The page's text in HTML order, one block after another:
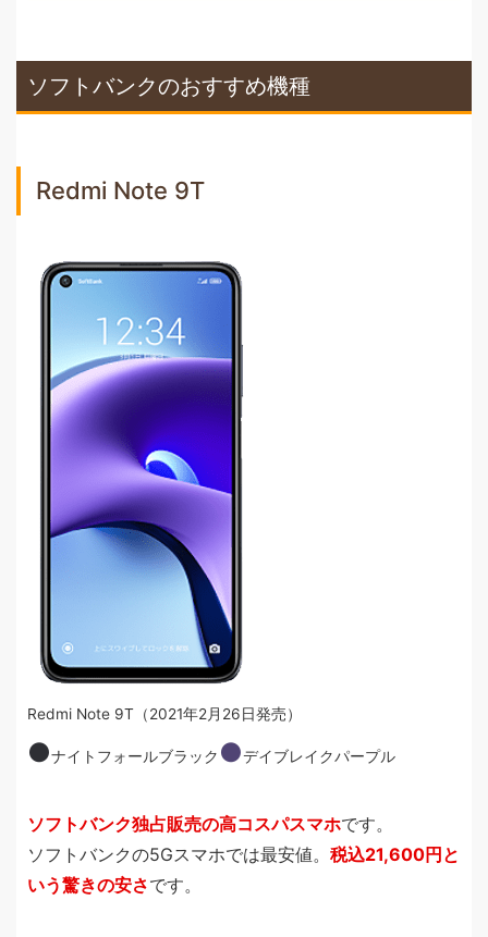
ソフトバンクのおすすめ機種
Redmi Note 9T
Redmi Note 9T（2021年2月26日発売）
●ナイトフォールブラック ●デイブレイクパープル
ソフトバンク独占販売の高コスパスマホです。
ソフトバンクの5Gスマホでは最安値。 税込21,600円と
いう驚きの安さです。